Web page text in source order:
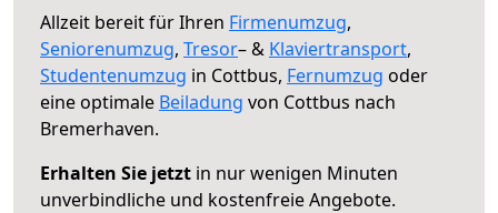
Allzeit bereit für Ihren Firmenumzug,
Seniorenumzug, Tresor– & Klaviertransport,
Studentenumzug in Cottbus, Fernumzug oder
eine optimale Beiladung von Cottbus nach
Bremerhaven.
Erhalten Sie jetzt in nur wenigen Minuten
unverbindliche und kostenfreie Angebote.